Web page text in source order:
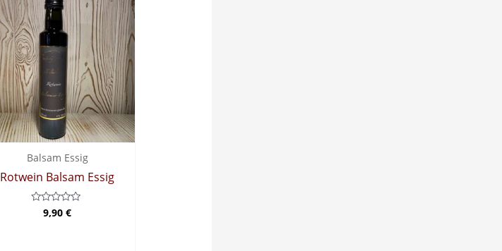
Balsam Essig
Rotwein Balsam Essig
Bewertet
mit
9,90€